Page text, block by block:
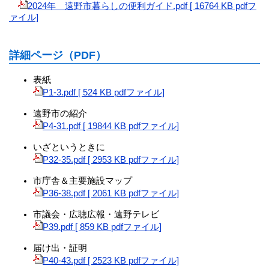
2024年 遠野市暮らしの便利ガイド.pdf [ 16764 KB pdfフ
ァイル]
詳細ページ（PDF）
表紙
P1-3.pdf [ 524 KB pdfファイル]
遠野市の紹介
P4-31.pdf [ 19844 KB pdfファイル]
いざというときに
P32-35.pdf [ 2953 KB pdfファイル]
市庁舎＆主要施設マップ
P36-38.pdf [ 2061 KB pdfファイル]
市議会・広聴広報・遠野テレビ
P39.pdf [ 859 KB pdfファイル]
届け出・証明
P40-43.pdf [ 2523 KB pdfファイル]